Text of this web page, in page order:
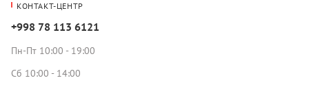
КОНТАКТ-ЦЕНТР
+998 78 113 6121
Пн-Пт 10:00 - 19:00
Сб 10:00 - 14:00